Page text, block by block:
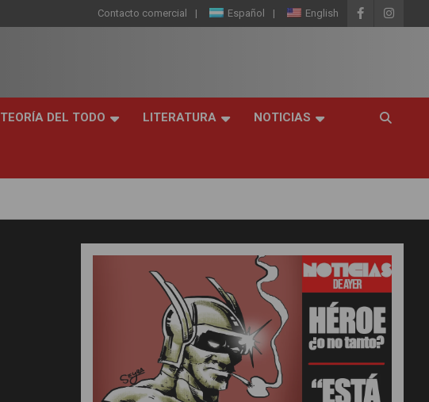
Contacto comercial Español English
TEORÍA DEL TODO LITERATURA NOTICIAS